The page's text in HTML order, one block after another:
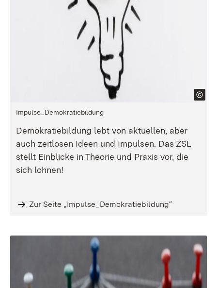
Impulse_Demokratiebildung
Demokratiebildung lebt von aktuellen, aber
auch zeitlosen Ideen und Impulsen. Das ZSL
stellt Einblicke in Theorie und Praxis vor, die
sich lohnen!
Zur Seite „Impulse_Demokratiebildung“